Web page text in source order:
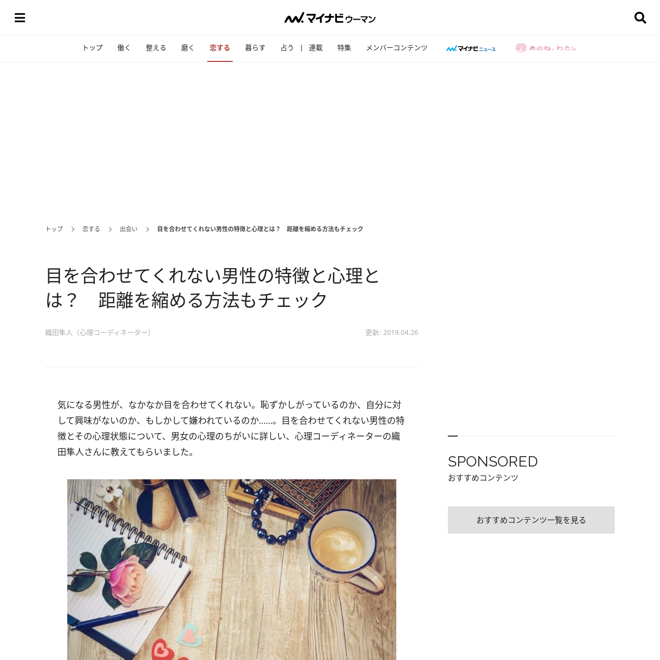
トップ 働く 整える 磨く 恋する 暮らす 占う 連載 特集 メンバーコンテンツ
トップ 恋する 出会い 目を合わせてくれない男性の特徴と心理とは？ 距離を縮める方法もチェック
目を合わせてくれない男性の特徴と心理と
は？ 距離を縮める方法もチェック
織田隼人（心理コーディネーター） 更新: 2019.04.26
気になる男性が、なかなか目を合わせてくれない。恥ずかしがっているのか、自分に対
して興味がないのか、もしかして嫌われているのか……。目を合わせてくれない男性の特
徴とその心理状態について、男女の心理のちがいに詳しい、心理コーディネーターの織
田隼人さんに教えてもらいました。
SPONSORED
おすすめコンテンツ
おすすめコンテンツ一覧を見る